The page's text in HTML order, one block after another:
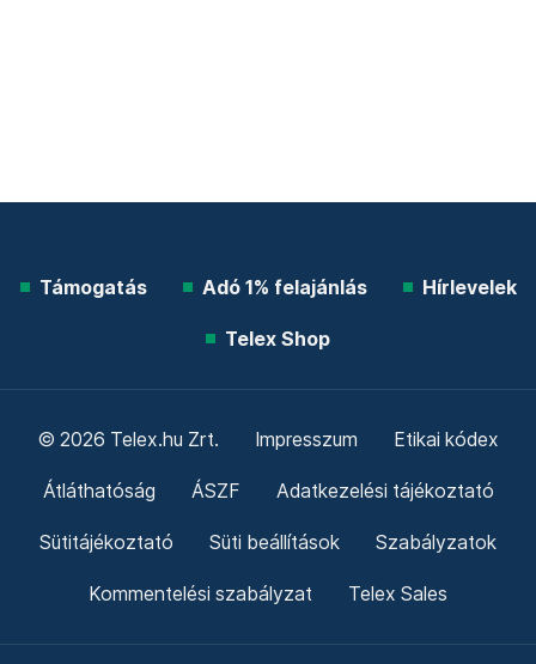
Támogatás Adó 1% felajánlás Hírlevelek
Telex Shop
© 2026 Telex.hu Zrt. Impresszum Etikai kódex
Átláthatóság ÁSZF Adatkezelési tájékoztató
Sütitájékoztató Süti beállítások Szabályzatok
Kommentelési szabályzat Telex Sales